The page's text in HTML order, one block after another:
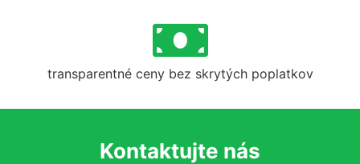
transparentné ceny bez skrytých poplatkov
Kontaktujte nás